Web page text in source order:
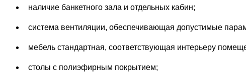
наличие банкетного зала и отдельных кабин;
система вентиляции, обеспечивающая допустимые
мебель стандартная, соответствующая интерьеру
столы с полиэфирным покрытием;